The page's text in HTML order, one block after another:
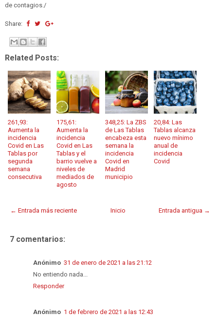
de contagios./
Share:
Related Posts:
261,93:
Aumenta la
incidencia
Covid en Las
Tablas por
segunda
semana
consecutiva
175,61:
Aumenta la
incidencia
Covid en Las
Tablas y el
barrio vuelve a
niveles de
mediados de
agosto
348,25: La ZBS
de Las Tablas
encabeza esta
semana la
incidencia
Covid en
Madrid
municipio
20,84: Las
Tablas alcanza
nuevo mínimo
anual de
incidencia
Covid
← Entrada más reciente Entrada antigua →
Inicio
7 comentarios:
Anónimo 31 de enero de 2021 a las 21:12
No entiendo nada...
Responder
Anónimo 1 de febrero de 2021 a las 12:43